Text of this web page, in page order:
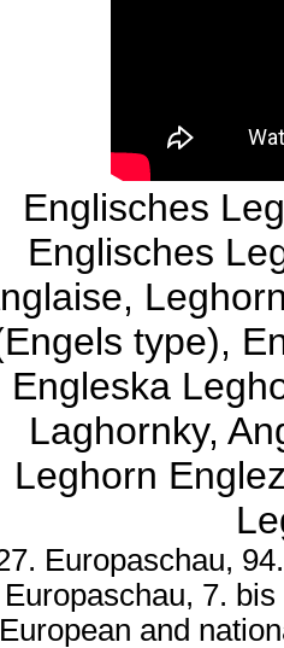
Englisches
Englisches
type),
Engleska
Laghornky,
Leghorn
Europaschau,
Europaschau, 7.
European and